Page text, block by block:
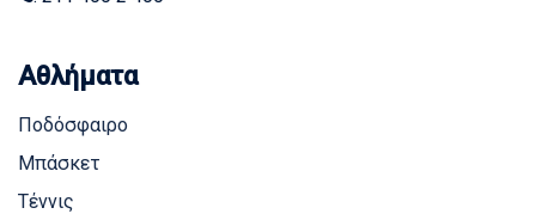
Αθλήματα
Ποδόσφαιρο
Μπάσκετ
Τέννις